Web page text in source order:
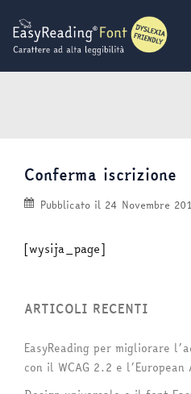
contenuto
Conferma iscrizione
Pubblicato il 24 Novembre
[wysija_page]
ARTICOLI RECENTI
EasyReading per migliorare
con il WCAG 2.2 e